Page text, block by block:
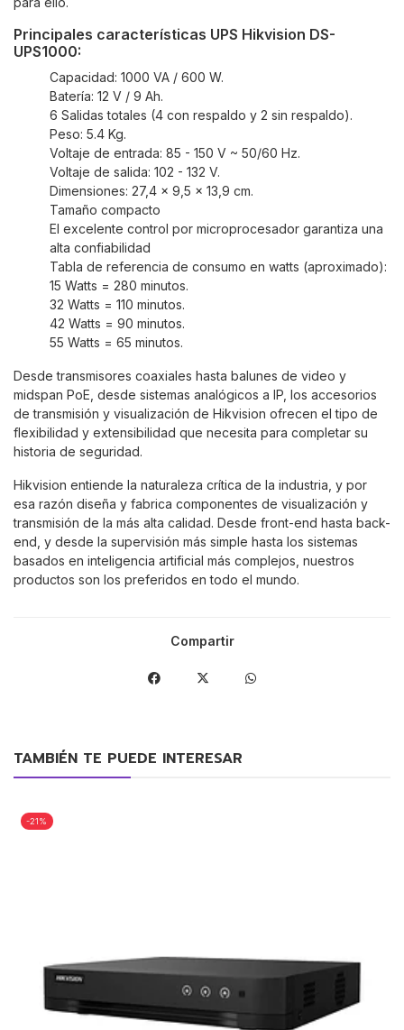
Principales características UPS Hikvision DS-
UPS1000:
Capacidad: 1000 VA / 600 W.
Batería: 12 V / 9 Ah.
6 Salidas totales (4 con respaldo y 2 sin respaldo).
Peso: 5.4 Kg.
Voltaje de entrada: 85 - 150 V ~ 50/60 Hz.
Voltaje de salida: 102 - 132 V.
Dimensiones: 27,4 x 9,5 x 13,9 cm.
Tamaño compacto
El excelente control por microprocesador garantiza una
alta confiabilidad
Tabla de referencia de consumo en watts (aproximado):
15 Watts = 280 minutos.
32 Watts = 110 minutos.
42 Watts = 90 minutos.
55 Watts = 65 minutos.
Desde transmisores coaxiales hasta balunes de video y
midspan PoE, desde sistemas analógicos a IP, los accesorios
de transmisión y visualización de Hikvision ofrecen el tipo de
flexibilidad y extensibilidad que necesita para completar su
historia de seguridad.
Hikvision entiende la naturaleza crítica de la industria, y por
esa razón diseña y fabrica componentes de visualización y
transmisión de la más alta calidad. Desde front-end hasta back-
end, y desde la supervisión más simple hasta los sistemas
basados en inteligencia artificial más complejos, nuestros
productos son los preferidos en todo el mundo.
Compartir
TAMBIÉN TE PUEDE INTERESAR
-21%